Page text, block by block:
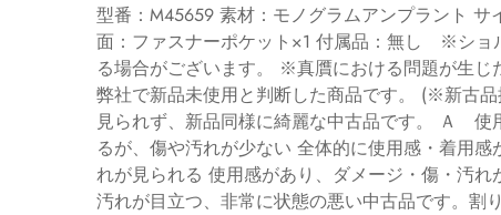
型番：M45659 素材：モノグラムアンプラント
面：ファスナーポケット×1 付属品：無し ※ショ
る場合がございます。 ※真贋における問題が生
弊社で新品未使用と判断した商品です。 (※新古
見られず、新品同様に綺麗な中古品です。 Ａ
るが、傷や汚れが少ない 全体的に使用感・着用
れが見られる 使用感があり、ダメージ・傷・汚
汚れが目立つ、非常に状態の悪い中古品です。割